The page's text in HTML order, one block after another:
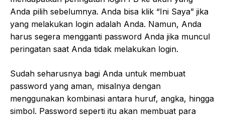
Anda pilih sebelumnya. Anda bisa klik “Ini Saya” jika
yang melakukan login adalah Anda. Namun, Anda
harus segera mengganti password Anda jika muncul
peringatan saat Anda tidak melakukan login.
Sudah seharusnya bagi Anda untuk membuat
password yang aman, misalnya dengan
menggunakan kombinasi antara huruf, angka, hingga
simbol. Password seperti itu akan membuat para